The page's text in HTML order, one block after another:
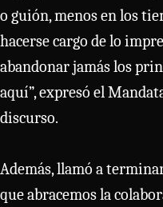
o guión, menos en los
hacerse cargo de lo
abandonar jamás los
aquí”, expresó el
discurso.
Además, llamó a
que abracemos la